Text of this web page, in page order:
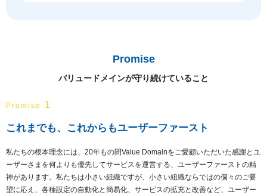
Promise
バリュードメインが守り続けていること
Promise 1
これまでも、これからもユーザーファースト
私たちの根本理念には、20年もの間Value Domainをご愛顧いただいた感謝とユ
ーザーさまを何よりも優先してサービスを運営する、ユーザーファーストの精
神があります。私たちは小さい組織ですが、小さい組織ならではの個々のご要
望に応え、各種設定の自動化と簡易化、サービスの拡充と改善など、ユーザー